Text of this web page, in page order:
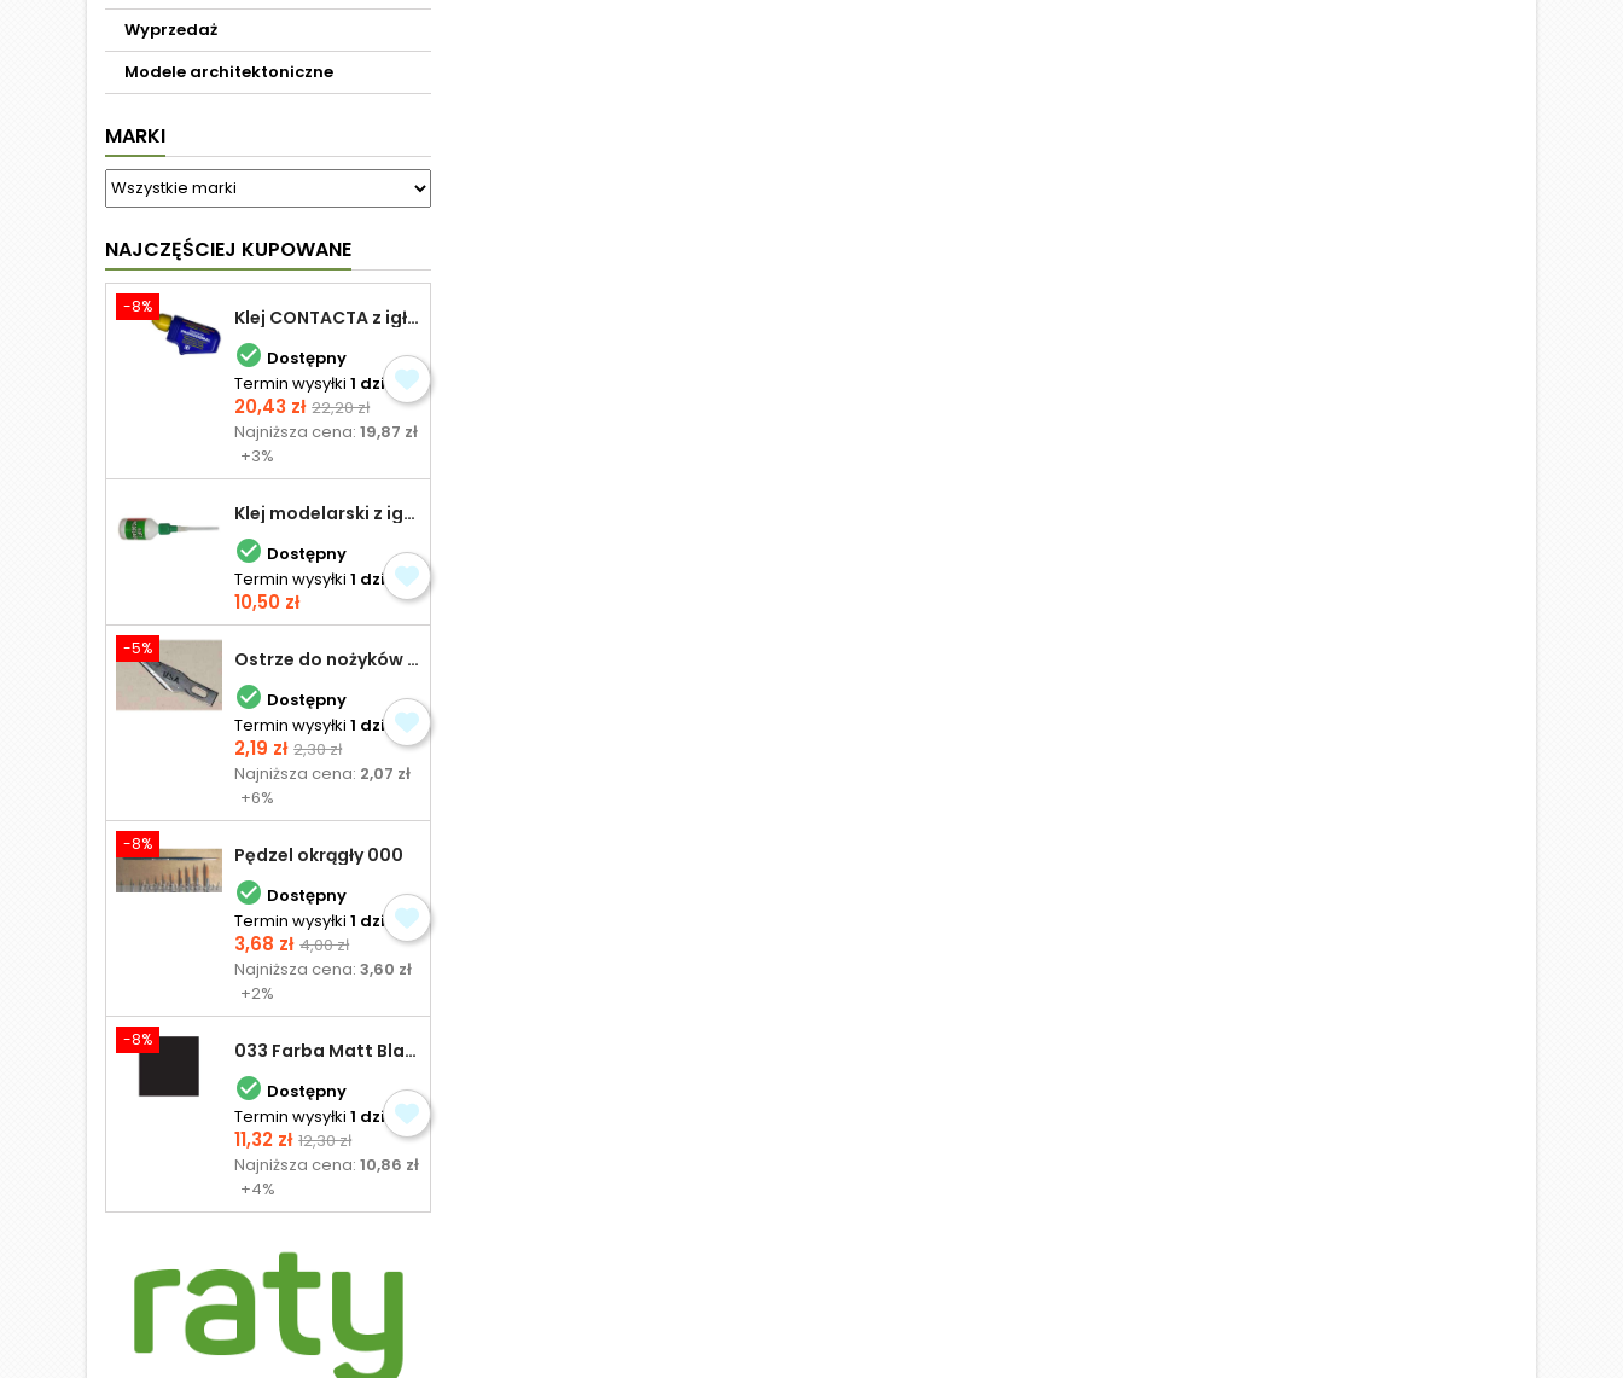
Wyprzedaż
Modele architektoniczne
MARKI
NAJCZĘŚCIEJ KUPOWANE
-8% Klej CONTACTA z igłą do plastiku 25,0 g
 Dostępny
Termin wysyłki 1 dzień
Cena
20,43 zł Cena
podstawowa
22,20 zł
Najniższa cena:19,87 zł
+3%
Klej modelarski z igłą 30 ml
 Dostępny
Termin wysyłki 1 dzień
Cena
10,50 zł
-5% Ostrze do nożyków Excel
 Dostępny
Termin wysyłki 1 dzień
Cena
2,19 zł Cena
podstawowa
2,30 zł
Najniższa cena: 2,07 zł
+6%
-8% Pędzel okrągły 000
 Dostępny
Termin wysyłki 1 dzień
Cena
3,68 zł Cena
podstawowa
4,00 zł
Najniższa cena:3,60 zł
+2%
-8% 033 Farba Matt Black - olejna
 Dostępny
Termin wysyłki 1 dzień
Cena
11,32 zł Cena
podstawowa
12,30 zł
Najniższa cena:10,86 zł
+4%